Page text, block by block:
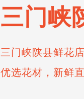
三门峡
三门峡陕县鲜花
优选花材，新鲜